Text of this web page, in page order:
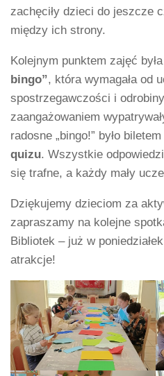
zachęciły dzieci do jeszcze
między ich strony.
Kolejnym punktem zajęć
bingo”, która wymagała od
spostrzegawczości i
zaangażowaniem
radosne „bingo!” było
quizu. Wszystkie
się trafne, a każdy mały
Dziękujemy dzieciom za
zapraszamy na kolejne
Bibliotek – już w
atrakcje!